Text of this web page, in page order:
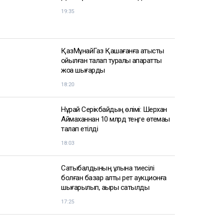
19:35
ҚазМұнайГаз Қашағанға қатысты
қойылған талап туралы ақпаратты
жоққа шығарды
18:20
Нұрай Серікбайдың өлімі: Шерхан
Аймаханнан 10 млрд теңге өтемақы
талап етілді
18:03
Сатыбалдының ұлына тиесілі
болған базар алты рет аукционға
шығарылып, ақыры сатылды
17:25